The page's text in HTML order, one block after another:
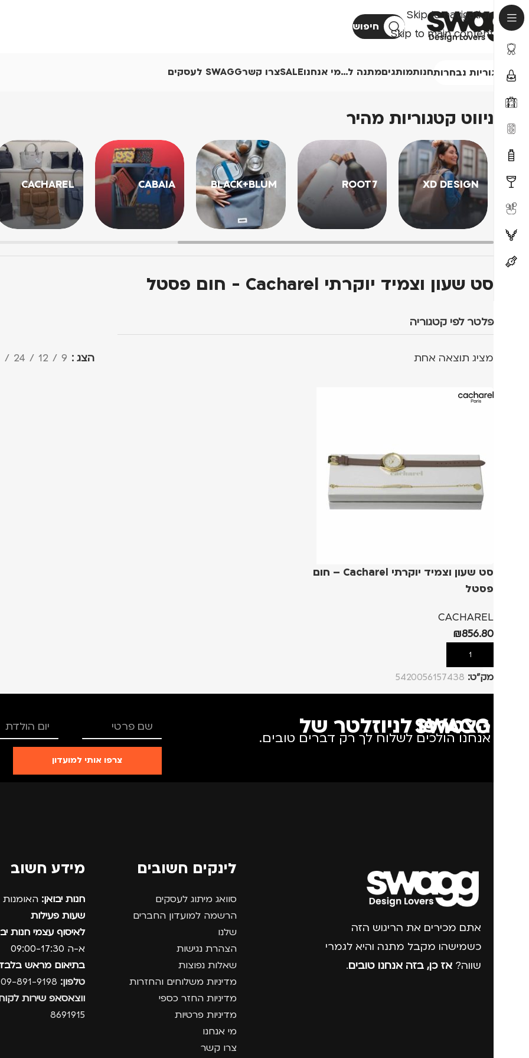
Skip to navigation
Skip to main content
חיפוש
קטגוריות נבחרותחנותמותגיםמתנה ל…מי אנחנוSALEצרו קשרSWAGG לעסקים
ניווט קטגוריות מהיר
XD DESIGN
ROOT7
BLACK+BLUM
CABAIA
CACHAREL
סט שעון וצמיד יוקרתי Cacharel - חום פסטל
פלטר לפי קטגוריה
מציג תוצאה אחת הצג 9
12
24
סט שעון וצמיד יוקרתי Cacharel – חום
פסטל
CACHAREL
₪856.80
הוספה לסל
מק”ט: 5420056157438
הצטרפו לניוזלטר של SWAGG
אנחנו הולכים לשלוח לך רק דברים טובים.
צרפו אותי למועדון
אתם מכירים את הריגוש הזה
כשמישהו מקבל מתנה והיא לגמרי
שווה? אז כן, בזה אנחנו טובים.
לינקים חשובים
סוואג מיתוג לעסקים
הרשמה למועדון החברים
שלנו
הצהרת נגישות
שאלות נפוצות
מדיניות משלוחים והחזרות
מדיניות החזר כספי
מדיניות פרטיות
מי אנחנו
צרו קשר
מידע חשוב
חנות יבואן: האומנות 12, נתניה.
שעות פעילות
לאיסוף עצמי חנות
א-ה 09:00-17:30
בתיאום מראש
טלפון:
ווצאסאפ שירות
8691915